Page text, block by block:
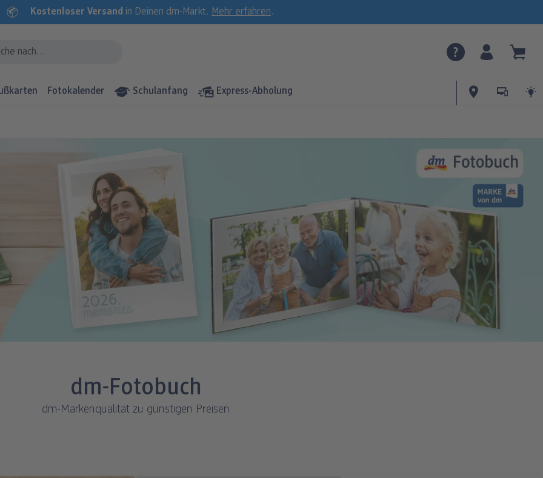
Kostenloser Versand in Deinen dm-Markt. Mehr erfahren.
Fotokalender Schulanfang Express-Abholung
dm-Fotobuch
dm-Markenqualität zu günstigen Preisen